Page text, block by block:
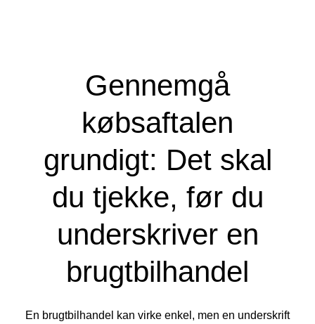
Gennemgå
købsaftalen
grundigt: Det skal
du tjekke, før du
underskriver en
brugtbilhandel
En brugtbilhandel kan virke enkel, men en underskrift